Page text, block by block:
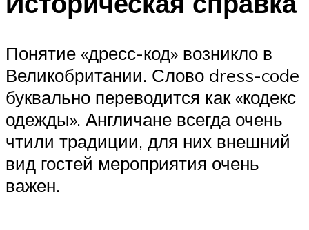
Понятие «дресс-код» возникло в
Великобритании. Слово dress-code
буквально переводится как «кодекс
одежды». Англичане всегда очень
чтили традиции, для них внешний
вид гостей мероприятия очень
важен.